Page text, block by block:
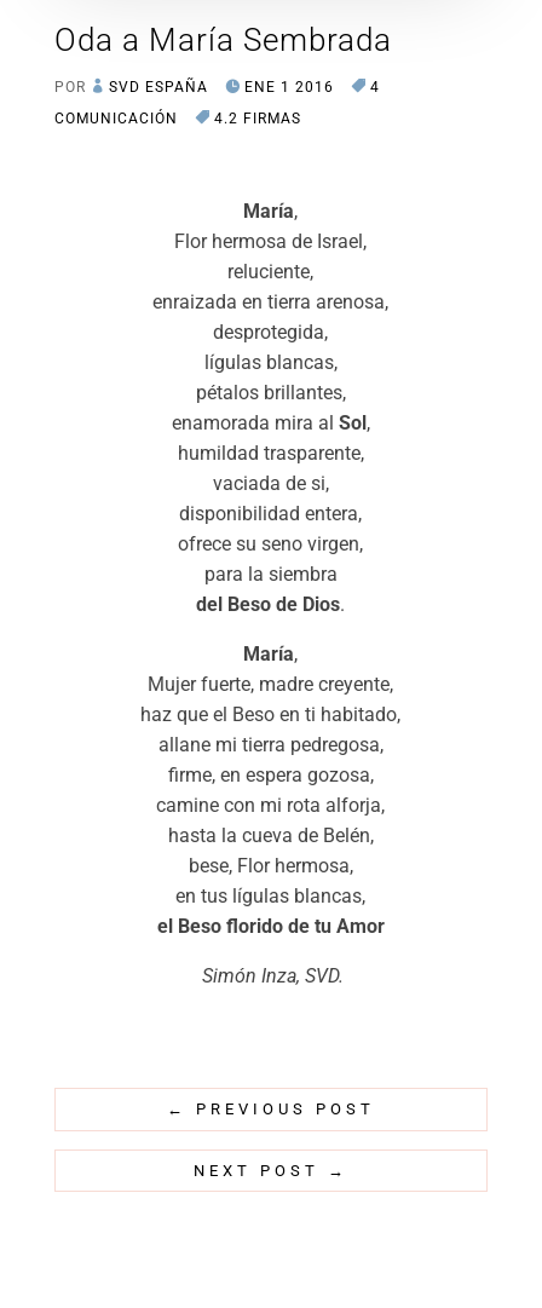
Oda a María Sembrada
POR SVD ESPAÑA ENE 1 2016
4
COMUNICACIÓN
4.2 FIRMAS
María,
Flor hermosa de Israel,
reluciente,
enraizada en tierra arenosa,
desprotegida,
lígulas blancas,
pétalos brillantes,
enamorada mira al Sol,
humildad trasparente,
vaciada de si,
disponibilidad entera,
ofrece su seno virgen,
para la siembra
del Beso de Dios.
María,
Mujer fuerte, madre creyente,
haz que el Beso en ti habitado,
allane mi tierra pedregosa,
firme, en espera gozosa,
camine con mi rota alforja,
hasta la cueva de Belén,
bese, Flor hermosa,
en tus lígulas blancas,
el Beso florido de tu Amor
Simón Inza, SVD.
← PREVIOUS POST
NEXT POST →